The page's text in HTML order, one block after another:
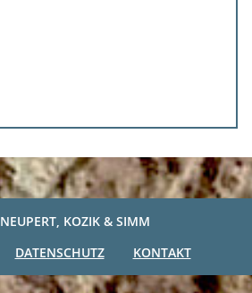
NEUPERT, KOZIK & SIMM
DATENSCHUTZ KONTAKT